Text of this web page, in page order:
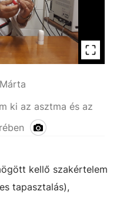
ki az asztma és az
kellő szakértelem
tapasztalás),